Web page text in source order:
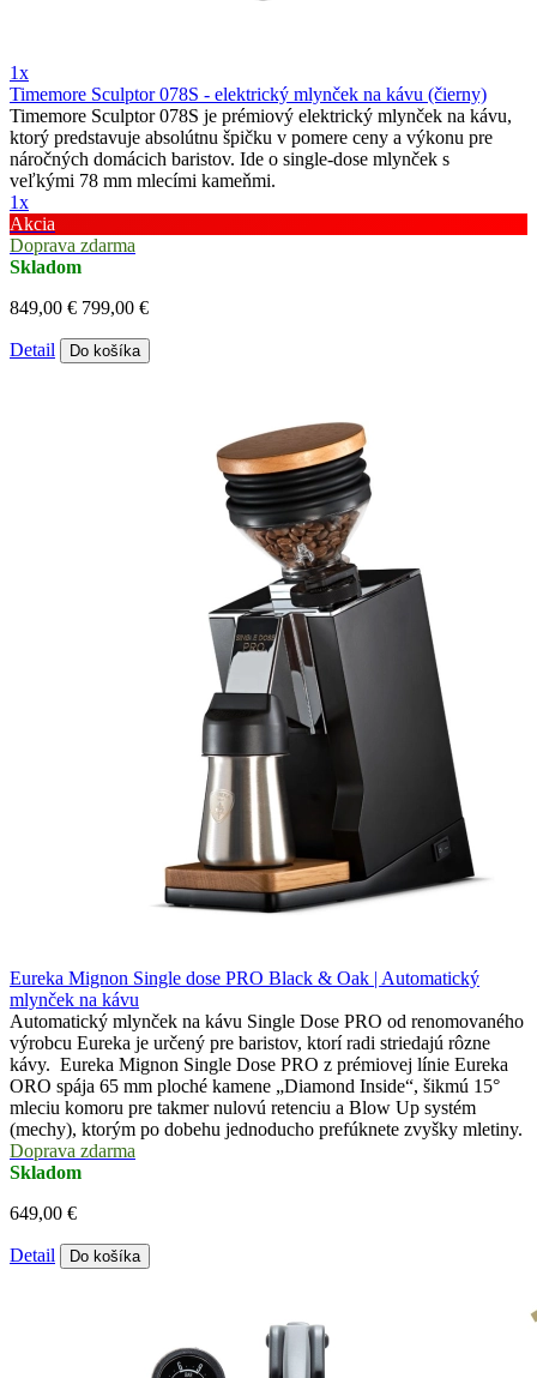
1x
Timemore Sculptor 078S - elektrický mlynček na kávu (čierny)
Timemore Sculptor 078S je prémiový elektrický mlynček na kávu,
ktorý predstavuje absolútnu špičku v pomere ceny a výkonu pre
náročných domácich baristov. Ide o single-dose mlynček s
veľkými 78 mm mlecími kameňmi.
1x
Akcia
Doprava zdarma
Skladom
849,00 € 799,00 €
Detail Do košíka
Eureka Mignon Single dose PRO Black & Oak | Automatický
mlynček na kávu
Automatický mlynček na kávu Single Dose PRO od renomovaného
výrobcu Eureka je určený pre baristov, ktorí radi striedajú rôzne
kávy. Eureka Mignon Single Dose PRO z prémiovej línie Eureka
ORO spája 65 mm ploché kamene „Diamond Inside“, šikmú 15°
mleciu komoru pre takmer nulovú retenciu a Blow Up systém
(mechy), ktorým po dobehu jednoducho prefúknete zvyšky mletiny.
Doprava zdarma
Skladom
649,00 €
Detail Do košíka